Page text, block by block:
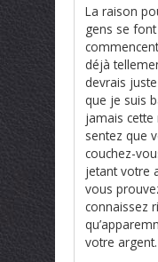
La raison
gens se font
déjà
devrais
que je suis
jamais cette
sentez que
couchez-
jetant votre
vous
connaissez
votre argent.